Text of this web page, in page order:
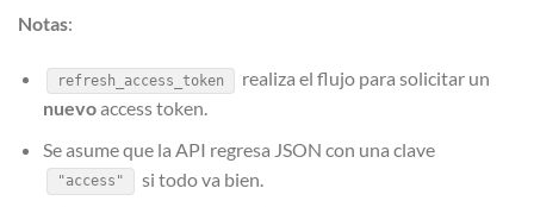
Notas:
refresh_access_token
realiza el flujo para solicitar un
nuevoaccess token.
Se asume que la API regresa JSON con una clave
"access"
si todo va bien.